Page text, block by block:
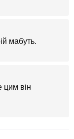
мабуть.
цим він